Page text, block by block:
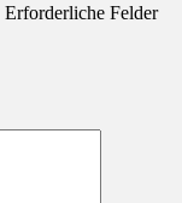
Erforderliche Felder